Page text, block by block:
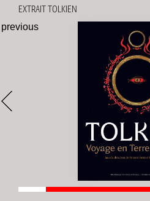
Gestion des cookies
previous
EXTRAIT TOLKIEN